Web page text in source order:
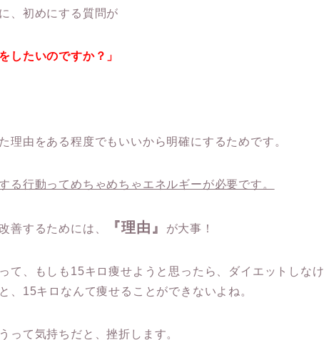
、初めにする質問が
したいのですか？」
理由をある程度でもいいから明確にするためです。
る行動ってめちゃめちゃエネルギーが必要です。
善するためには、 『理由』 が大事！
て、もしも15キロ痩せようと思ったら、ダイエットしなけ
、15キロなんて痩せることができないよね。
って気持ちだと、挫折します。